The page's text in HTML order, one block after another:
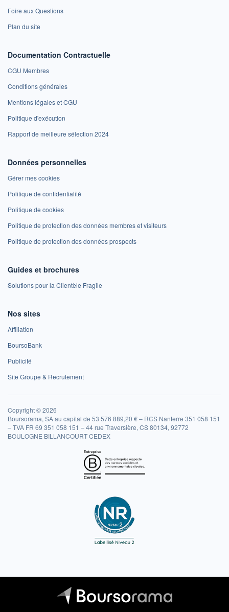
Foire aux Questions
Plan du site
Documentation Contractuelle
CGU Membres
Conditions générales
Mentions légales et CGU
Politique d'exécution
Rapport de meilleure sélection 2024
Données personnelles
Gérer mes cookies
Politique de confidentialité
Politique de cookies
Politique de protection des données membres et visiteurs
Politique de protection des données prospects
Guides et brochures
Solutions pour la Clientèle Fragile
Nos sites
Affiliation
BoursoBank
Publicité
Site Groupe & Recrutement
Copyright © 2026
Boursorama, SA au capital de 53 576 889,20 € – RCS Nanterre 351 058 151
– TVA FR 69 351 058 151 – 44 rue Traversière, CS 80134, 92772
BOULOGNE BILLANCOURT CEDEX